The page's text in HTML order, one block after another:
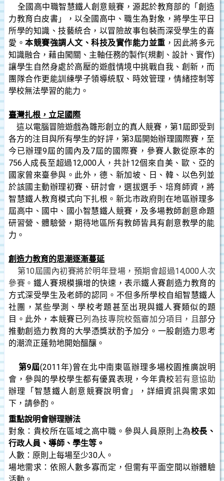
全國高中職智慧鐵人創意競賽，源起於教育部的「創造
力教育白皮書」，以全國高中、職生為對象，將學生平日
所學的知識、技藝統合，以冒險故事包裝而深受學生的喜
愛。本競賽強調人文、科技及實作能力並重 ，因此將多元
知識融合，藉由闖關、主軸任務的製作(規劃、設計、實作)
讓學生自然身處於高壓的遊戲情境中挑戰自我、創新，而
團隊合作更能訓練學子領導統馭、時效管理，情緒控制等
學校無法學習的能力。
臺灣扎根，立足國際
這以電腦冒險遊戲為雛形創立的真人競賽，第1屆即受到
各方的注目與所有學生的好評，第3屆開始辦理國際賽，至
今已辦理9屆的國內及7屆的國際賽，參賽人數從原本的
756人成長至超過12,000人，共計12個來自美、歐、亞的
國家曾來臺參與。此外，德、新加坡、日、韓、以色列並
於該國主動辦理初賽、研討會，選拔選手、培育師資，將
智慧鐵人教育模式向下扎根。新北市政府則在地區辦理多
屆高中、國中、國小智慧鐵人競賽，及多場教師創意命題
研習營、體驗營，期待地區所有教師皆具有創意教學的能
力。
創造力教育的思潮逐漸蔓延
第10屆國內初賽將於明年登場，預期會超過14,000人次
參賽。 鐵人賽規模擴增的快速，表示鐵人賽創造力教育的
方式深受學生及老師的認同。不但多所學校自組智慧鐵人
社團，某些學測、學校考題甚至出現與鐵人賽類似的題
目。此外，本競賽已列為技專院校甄審加分項目，且部分
推動創造力教育的大學憑獎狀酌予加分。一股創造力思考
的潮流正蓬勃地開始醞釀。
第9屆(2011年)曾在北中南東區辦理多場校園推廣說明
會，參與的學校學生都有優異表現，今年貴校若有意協助
辦理「智慧鐵人創意競賽說明會」，詳細資訊與需求如
下，請參酌。
重點說明會辦理辦法
對象：貴校所在區域之高中職。參與人員原則上為校長、
行政人員、導師、學生等。
人數：原則上每場至少30人。
場地需求：依照人數多寡而定，但需有平面空間以辦體驗